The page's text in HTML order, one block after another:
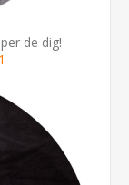
de dig!